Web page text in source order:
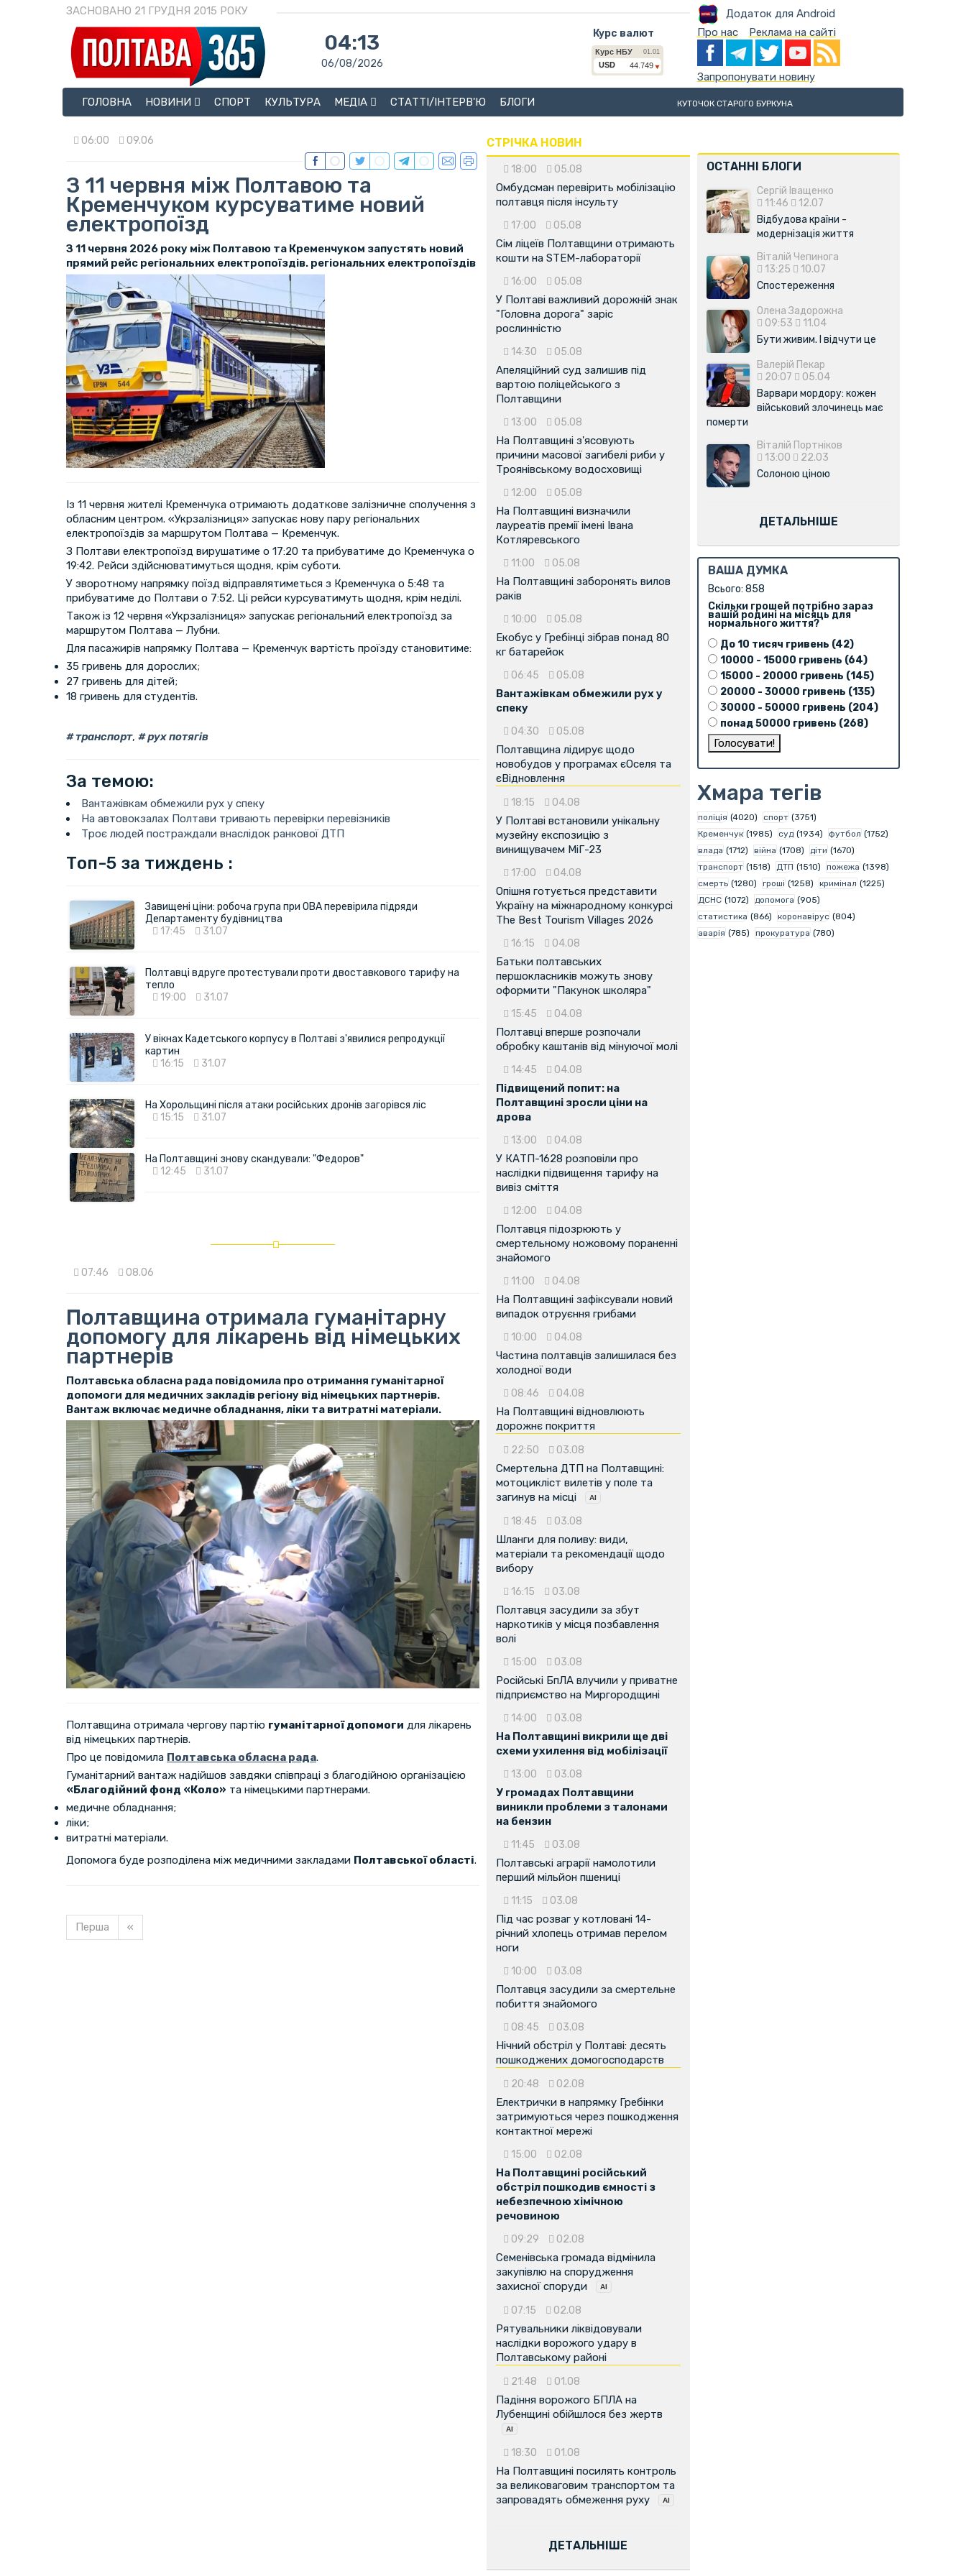
ЗАСНОВАНО 21 ГРУДНЯ 2015 РОКУ Додаток для Android
04:13
06/08/2026
Курс валют Про нас Реклама на сайті
Запропонувати новину
ГОЛОВНА
НОВИНИ СПОРТ КУЛЬТУРА МЕДІА СТАТТІ/ІНТЕРВ'Ю БЛОГИ КУТОЧОК СТАРОГО БУРКУНА
06:00 09.06
З 11 червня між Полтавою та
Кременчуком курсуватиме новий
електропоїзд
З 11 червня 2026 року між Полтавою та Кременчуком запустять новий
прямий рейс регіональних електропоїздів. регіональних електропоїздів
Із 11 червня жителі Кременчука отримають додаткове залізничне сполучення з
обласним центром. «Укрзалізниця» запускає нову пару регіональних
електропоїздів за маршрутом Полтава — Кременчук.
З Полтави електропоїзд вирушатиме о 17:20 та прибуватиме до Кременчука о
19:42. Рейси здійснюватимуться щодня, крім суботи.
У зворотному напрямку поїзд відправлятиметься з Кременчука о 5:48 та
прибуватиме до Полтави о 7:52. Ці рейси курсуватимуть щодня, крім неділі.
Також із 12 червня «Укрзалізниця» запускає регіональний електропоїзд за
маршрутом Полтава — Лубни.
Для пасажирів напрямку Полтава — Кременчук вартість проїзду становитиме:
35 гривень для дорослих;
27 гривень для дітей;
18 гривень для студентів.
транспорт, рух потягів
За темою:
Вантажівкам обмежили рух у спеку
На автовокзалах Полтави тривають перевірки перевізників
Троє людей постраждали внаслідок ранкової ДТП
Топ-5 за тиждень :
Завищені ціни: робоча група при ОВА перевірила підряди
Департаменту будівництва
17:45
31.07
Полтавці вдруге протестували проти двоставкового тарифу на
тепло
19:00
31.07
У вікнах Кадетського корпусу в Полтаві з'явилися репродукції
картин
16:15
31.07
На Хорольщині після атаки російських дронів загорівся ліс
15:15
31.07
На Полтавщині знову скандували: "Федоров"
12:45
31.07
07:46 08.06
Полтавщина отримала гуманітарну
допомогу для лікарень від німецьких
партнерів
Полтавська обласна рада повідомила про отримання гуманітарної
допомоги для медичних закладів регіону від німецьких партнерів.
Вантаж включає медичне обладнання, ліки та витратні матеріали.
Полтавщина отримала чергову партію гуманітарної допомоги для лікарень
від німецьких партнерів.
Про це повідомила Полтавська обласна рада.
Гуманітарний вантаж надійшов завдяки співпраці з благодійною організацією
«Благодійний фонд «Коло» та німецькими партнерами.
медичне обладнання;
ліки;
витратні матеріали.
Допомога буде розподілена між медичними закладами Полтавської області.
Перша «
СТРІЧКА НОВИН
18:00 05.08
Омбудсман перевірить мобілізацію
полтавця після інсульту
17:00 05.08
Сім ліцеїв Полтавщини отримають
кошти на STEM-лабораторії
16:00 05.08
У Полтаві важливий дорожній знак
"Головна дорога" заріс
рослинністю
14:30 05.08
Апеляційний суд залишив під
вартою поліцейського з
Полтавщини
13:00 05.08
На Полтавщині з'ясовують
причини масової загибелі риби у
Троянівському водосховищі
12:00 05.08
На Полтавщині визначили
лауреатів премії імені Івана
Котляревського
11:00 05.08
На Полтавщині заборонять вилов
раків
10:00 05.08
Екобус у Гребінці зібрав понад 80
кг батарейок
06:45 05.08
Вантажівкам обмежили рух у
спеку
04:30 05.08
Полтавщина лідирує щодо
новобудов у програмах єОселя та
єВідновлення
18:15 04.08
У Полтаві встановили унікальну
музейну експозицію з
винищувачем МіГ-23
17:00 04.08
Опішня готується представити
Україну на міжнародному конкурсі
The Best Tourism Villages 2026
16:15 04.08
Батьки полтавських
першокласників можуть знову
оформити "Пакунок школяра"
15:45 04.08
Полтавці вперше розпочали
обробку каштанів від мінуючої молі
14:45 04.08
Підвищений попит: на
Полтавщині зросли ціни на
дрова
13:00 04.08
У КАТП-1628 розповіли про
наслідки підвищення тарифу на
вивіз сміття
12:00 04.08
Полтавця підозрюють у
смертельному ножовому пораненні
знайомого
11:00 04.08
На Полтавщині зафіксували новий
випадок отруєння грибами
10:00 04.08
Частина полтавців залишилася без
холодної води
08:46 04.08
На Полтавщині відновлюють
дорожнє покриття
22:50 03.08
Смертельна ДТП на Полтавщині:
мотоцикліст вилетів у поле та
загинув на місці
18:45 03.08
Шланги для поливу: види,
матеріали та рекомендації щодо
вибору
16:15 03.08
Полтавця засудили за збут
наркотиків у місця позбавлення
волі
15:00 03.08
Російські БпЛА влучили у приватне
підприємство на Миргородщині
14:00 03.08
На Полтавщині викрили ще дві
схеми ухилення від мобілізації
13:00 03.08
У громадах Полтавщини
виникли проблеми з талонами
на бензин
11:45 03.08
Полтавські аграрії намолотили
перший мільйон пшениці
11:15 03.08
Під час розваг у котловані 14-
річний хлопець отримав перелом
ноги
10:00 03.08
Полтавця засудили за смертельне
побиття знайомого
08:45 03.08
Нічний обстріл у Полтаві: десять
пошкоджених домогосподарств
20:48 02.08
Електрички в напрямку Гребінки
затримуються через пошкодження
контактної мережі
15:00 02.08
На Полтавщині російський
обстріл пошкодив ємності з
небезпечною хімічною
речовиною
09:29 02.08
Семенівська громада відмінила
закупівлю на спорудження
захисної споруди
07:15 02.08
Рятувальники ліквідовували
наслідки ворожого удару в
Полтавському районі
21:48 01.08
Падіння ворожого БПЛА на
Лубенщині обійшлося без жертв
18:30 01.08
На Полтавщині посилять контроль
за великоваговим транспортом та
запровадять обмеження руху
ДЕТАЛЬНІШЕ
ОСТАННІ БЛОГИ
Сергій Іващенко
11:46
12.07
Відбудова країни -
модернізація життя
Віталій Чепинога
13:25
10.07
Спостереження
Олена Задорожна
09:53
11.04
Бути живим. І відчути це
Валерій Пекар
20:07
05.04
Варвари мордору: кожен
військовий злочинець має
померти
Віталій Портніков
13:00
22.03
Солоною ціною
ДЕТАЛЬНІШЕ
ВАША ДУМКА
Всього: 858
Скільки грошей потрібно зараз
вашій родині на місяць для
нормального життя?
До 10 тисяч гривень (42)
10000 - 15000 гривень (64)
15000 - 20000 гривень (145)
20000 - 30000 гривень (135)
30000 - 50000 гривень (204)
понад 50000 гривень (268)
Хмара тегів
поліція (4020) спорт (3751)
Кременчук (1985) суд (1934) футбол (1752)
влада (1712) війна (1708) діти (1670)
транспорт (1518) ДТП (1510) пожежа (1398)
смерть (1280) гроші (1258) кримінал (1225)
ДСНС (1072) допомога (905)
статистика (866) коронавірус (804)
аварія (785) прокуратура (780)